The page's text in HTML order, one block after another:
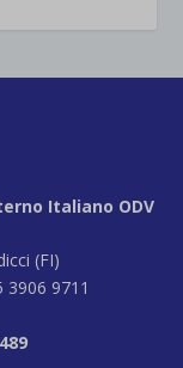
Italiano ODV
(FI)
3906 9711